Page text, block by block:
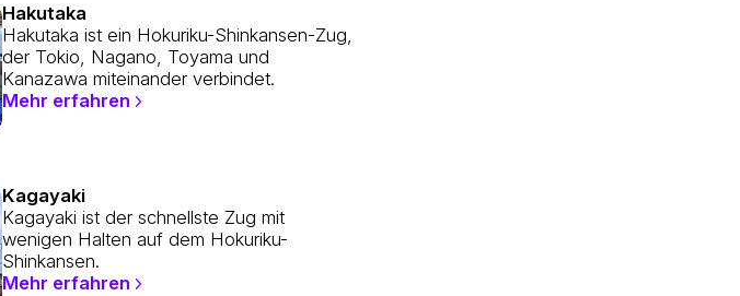
Hakutaka
Hakutaka ist ein Hokuriku-Shinkansen-Zug,
der Tokio, Nagano, Toyama und
Kanazawa miteinander verbindet.
Mehr erfahren
Kagayaki
Kagayaki ist der schnellste Zug mit
wenigen Halten auf dem Hokuriku-
Shinkansen.
Mehr erfahren